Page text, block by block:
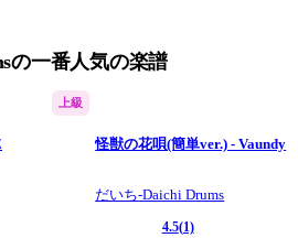
の一番人気の楽譜
上級
怪獣の花唄(簡単ver.) - Vaundy
だいち-Daichi Drums
4.5(1)